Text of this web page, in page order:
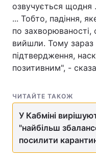
озвучується щодня
... Тобто, падіння,
по
вийшли. Тому
підтвердження,
позитивним", -
ЧИТАЙТЕ ТАКОЖ
У Кабміні
"найбільш
посилити